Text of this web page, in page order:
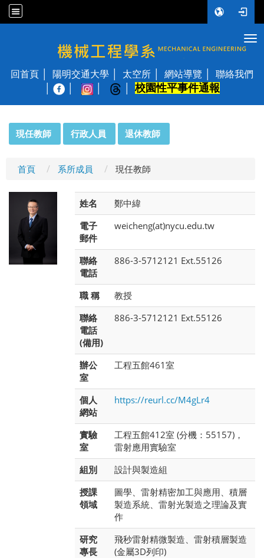
國立陽明交通大學 機械工程學系
回首頁 陽明交通大學 太空所 網站導覽
聯絡我們
校園性平事件通報
現任教師 行政人員 退休教師
首頁 系所成員 現任教師
姓名
鄭中緯
電子
郵件
weicheng(at)nycu.edu.tw
聯絡
電話
886-3-5712121 Ext.55126
職 稱
教授
聯絡
電話
(備用)
886-3-5712121 Ext.55126
辦公
室
工程五館461室
個人
網站
https://reurl.cc/M4gLr4
實驗
室
工程五館412室 (分機：55157)，
雷射應用實驗室
組別
設計與製造組
授課
領域
圖學、雷射精密加工與應用、積層
製造系統、雷射光製造之理論及實
作
研究
專長
飛秒雷射精微製造、雷射積層製造
(金屬3D列印)